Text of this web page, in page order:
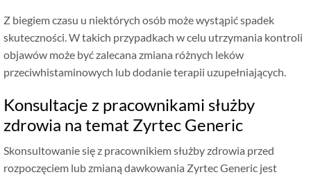
Z biegiem czasu u niektórych osób może wystąpić spadek
skuteczności. W takich przypadkach w celu utrzymania kontroli
objawów może być zalecana zmiana różnych leków
przeciwhistaminowych lub dodanie terapii uzupełniających.
Konsultacje z pracownikami służby
zdrowia na temat Zyrtec Generic
Skonsultowanie się z pracownikiem służby zdrowia przed
rozpoczęciem lub zmianą dawkowania Zyrtec Generic jest